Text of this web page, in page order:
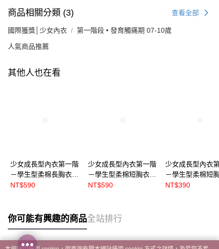
商品相關分類 (3) 查看全部
國際獲獎│少女內衣 第一階段 • 發育觸痛期 07-10歲
人氣商品推薦
其他人也在看
少女成長型內衣第一階
－學生型柔棉長胸衣 -
莫蘭迪款 紫
NT$590
少女成長型內衣第一階
－學生型柔棉短胸衣 -
莫蘭迪款 紫
NT$590
少女成長型內衣
－學生型柔棉短
黑【S5609】
NT$390
你可能有興趣的商品全站排行